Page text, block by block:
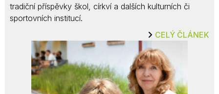
tradiční příspěvky škol, církví a dalších kulturních či
sportovních institucí.
CELÝ ČLÁNEK